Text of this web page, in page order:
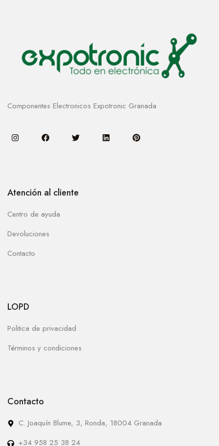
Componentes Electronicos Expotronic Granada
Atención al cliente
Centro de ayuda
Devoluciones
Contacto
LOPD
Politica de privacidad
Términos y condiciones
Contacto
C. Joaquín Blume, 3, Ronda, 18004 Granada
+34 958 25 38 24